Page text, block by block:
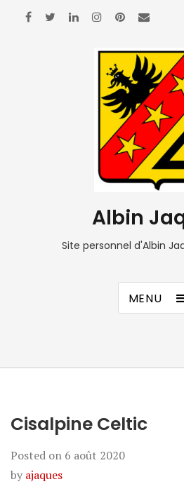
Albin
Site personnel d'Albin
MENU
Cisalpine Celtic
Posted on 6 août 2020
by ajaques